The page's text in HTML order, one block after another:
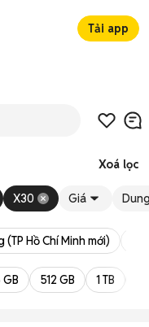
Tải app
Xoá lọc
X30 Giá
(TP Hồ Chí Minh mới)
512 GB 1 TB